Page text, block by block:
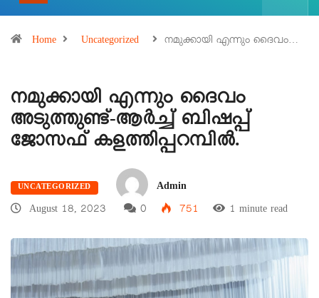
Home Uncategorized നമുക്കായി എന്നും ദൈവം…
നമുക്കായി എന്നും ദൈവം
അടുത്തുണ്ട്-ആർച്ച് ബിഷപ്പ്
ജോസഫ് കളത്തിപ്പറമ്പിൽ.
UNCATEGORIZED
Admin
August 18, 2023
0 751 1 minute read